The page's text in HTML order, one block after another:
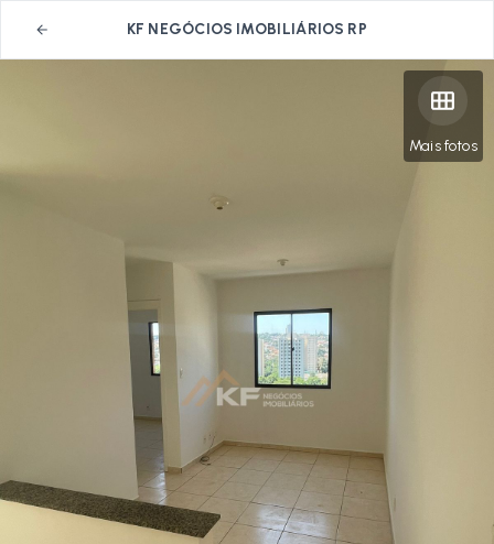
KF NEGÓCIOS IMOBILIÁRIOS RP
Mais fotos